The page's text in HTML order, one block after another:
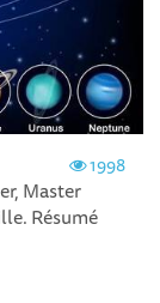
1998
Master
Résumé